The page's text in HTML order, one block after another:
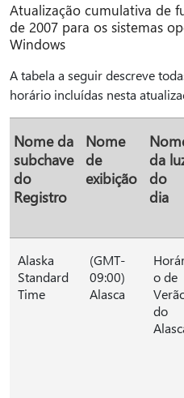
Atualização cumulativa de
de 2007 para os sistemas
Windows
A tabela a seguir descreve
horário incluídas nesta
Nome da
subchave
do
Registro
Nome
de
exibição
da
do
dia
Alaska
Standard
Time
(GMT-
09:00)
Alasca
o de
do